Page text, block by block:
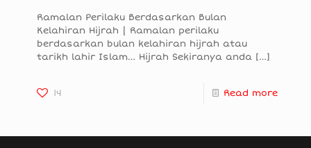
Ramalan Perilaku Berdasarkan Bulan
Kelahiran Hijrah | Ramalan perilaku
berdasarkan bulan kelahiran hijrah atau
tarikh lahir Islam… Hijrah Sekiranya anda […]
14 Read more